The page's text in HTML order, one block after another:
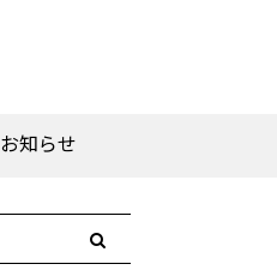
お知らせ